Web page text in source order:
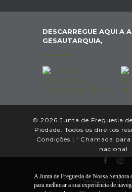
DESCARREGUE AQUI A
GESAUTARQUIA,
© 2026 Junta de Freguesia
Piedade. Todos os direitos
Condições | * Chamada
nacional
Desenvolvido
A Junta de Freguesia de Nossa Senhora
para melhorar a sua experiência de